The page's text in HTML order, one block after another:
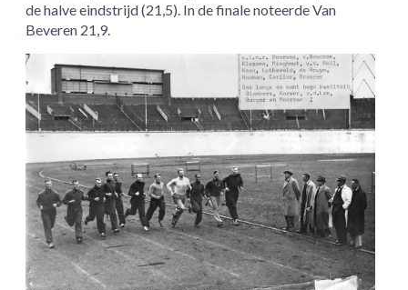
de halve eindstrijd (21,5). In de finale noteerde Van
Beveren 21,9.